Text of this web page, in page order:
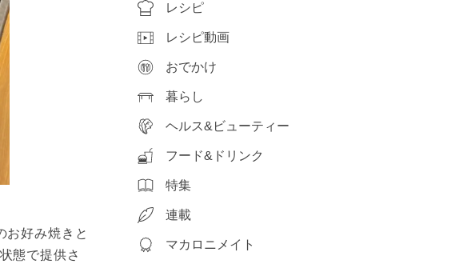
お好み焼きと
態で提供さ
レシピ
レシピ動画
おでかけ
暮らし
ヘルス&ビューティー
フード&ドリンク
特集
連載
マカロニメイト